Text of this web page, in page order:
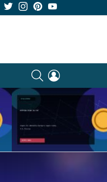
KriptoHaber Facebook
KriptoHaber Twitter
KriptoHaber Instagram
pinterest
SEARCH